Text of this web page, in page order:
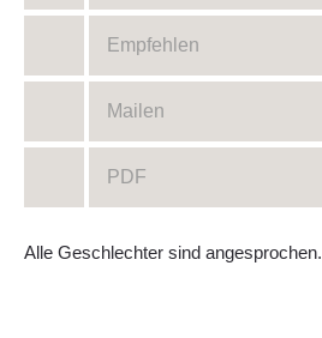
Empfehlen
Mailen
PDF
Alle Geschlechter sind angesprochen.